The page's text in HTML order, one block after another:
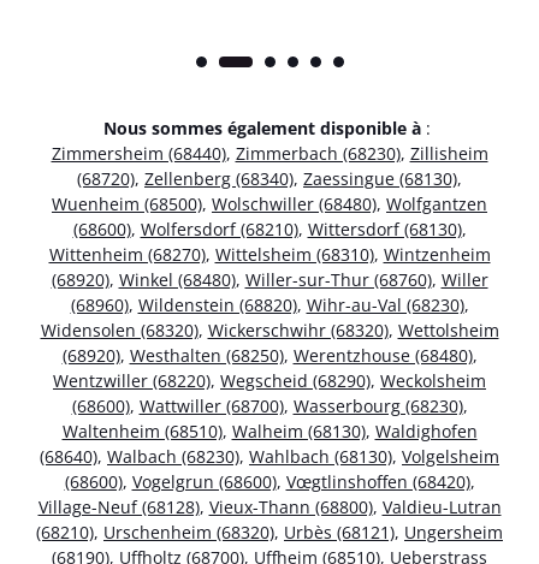
Nous sommes également disponible à :
Zimmersheim (68440), Zimmerbach (68230), Zillisheim
(68720), Zellenberg (68340), Zaessingue (68130),
Wuenheim (68500), Wolschwiller (68480), Wolfgantzen
(68600), Wolfersdorf (68210), Wittersdorf (68130),
Wittenheim (68270), Wittelsheim (68310), Wintzenheim
(68920), Winkel (68480), Willer-sur-Thur (68760), Willer
(68960), Wildenstein (68820), Wihr-au-Val (68230),
Widensolen (68320), Wickerschwihr (68320), Wettolsheim
(68920), Westhalten (68250), Werentzhouse (68480),
Wentzwiller (68220), Wegscheid (68290), Weckolsheim
(68600), Wattwiller (68700), Wasserbourg (68230),
Waltenheim (68510), Walheim (68130), Waldighofen
(68640), Walbach (68230), Wahlbach (68130), Volgelsheim
(68600), Vogelgrun (68600), Vœgtlinshoffen (68420),
Village-Neuf (68128), Vieux-Thann (68800), Valdieu-Lutran
(68210), Urschenheim (68320), Urbès (68121), Ungersheim
(68190), Uffholtz (68700), Uffheim (68510), Ueberstrass